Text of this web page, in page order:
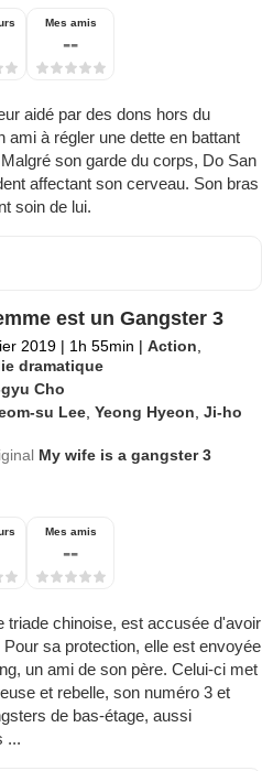
Mes amis
--
aidé par des dons hors du
à régler une dette en battant
son garde du corps, Do San
affectant son cerveau. Son bras
soin de lui.
est un Gangster 3
2019 | 1h 55min | Action
dramatique
Cho
su Lee ,Yeong Hyeon ,Ji-ho
My wife is a gangster 3
Mes amis
--
triade chinoise, est accusée d'avoir
sa protection, elle est envoyée
un ami de son père. Celui-ci met
et rebelle, son numéro 3 et
de bas-étage, aussi
...